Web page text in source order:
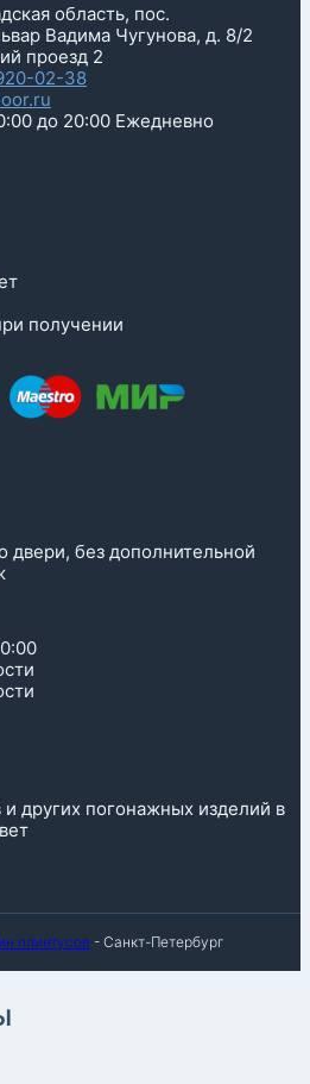
область, пос.
Вадима Чугунова, д. 8/2
проезд 2
02-38
до 20:00 Ежедневно
получении
двери, без дополнительной
и других погонажных изделий в
плинтусов - Санкт-Петербург